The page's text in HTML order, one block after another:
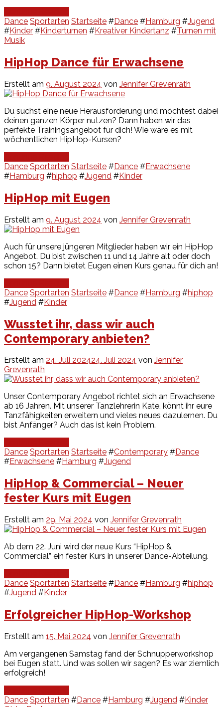
Dance Sportarten Startseite #Dance #Hamburg #Jugend
#Kinder #Kinderturnen #Kreativer Kindertanz #Turnen mit
Musik
HipHop Dance für Erwachsene
Erstellt am 9. August 2024 von Jennifer Grevenrath
Du suchst eine neue Herausforderung und möchtest dabei
deinen ganzen Körper nutzen? Dann haben wir das
perfekte Trainingsangebot für dich! Wie wäre es mit
wöchentlichen HipHop-Kursen?
Dance Sportarten Startseite #Dance #Erwachsene
#Hamburg #hiphop #Jugend #Kinder
HipHop mit Eugen
Erstellt am 9. August 2024 von Jennifer Grevenrath
Auch für unsere jüngeren Mitglieder haben wir ein HipHop
Angebot. Du bist zwischen 11 und 14 Jahre alt oder doch
schon 15? Dann bietet Eugen einen Kurs genau für dich an!
Dance Sportarten Startseite #Dance #Hamburg #hiphop
#Jugend #Kinder
Wusstet ihr, dass wir auch
Contemporary anbieten?
Erstellt am 24. Juli 202424. Juli 2024 von Jennifer
Grevenrath
Unser Contemporary Angebot richtet sich an Erwachsene
ab 16 Jahren. Mit unserer Tanzlehrerin Kate, könnt ihr eure
Tanzfähigkeiten erweitern und vieles neues dazulernen. Du
bist Anfänger? Auch das ist kein Problem.
Dance Sportarten Startseite #Contemporary #Dance
#Erwachsene #Hamburg #Jugend
HipHop & Commercial – Neuer
fester Kurs mit Eugen
Erstellt am 29. Mai 2024 von Jennifer Grevenrath
Ab dem 22. Juni wird der neue Kurs “HipHop &
Commercial” ein fester Kurs in unserer Dance-Abteilung.
Dance Sportarten Startseite #Dance #Hamburg #hiphop
#Jugend #Kinder
Erfolgreicher HipHop-Workshop
Erstellt am 15. Mai 2024 von Jennifer Grevenrath
Am vergangenen Samstag fand der Schnupperworkshop
bei Eugen statt. Und was sollen wir sagen? Es war ziemlich
erfolgreich!
Dance Sportarten #Dance #Hamburg #Jugend #Kinder